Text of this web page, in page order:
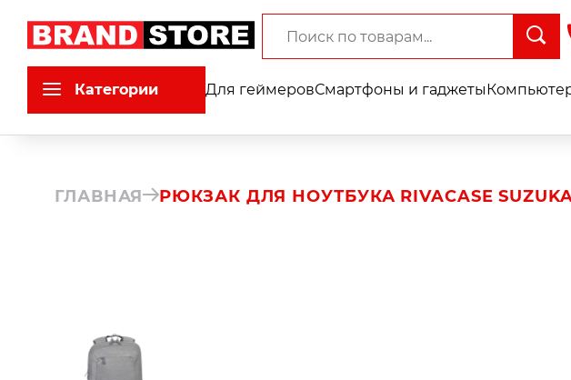
Категории Для геймеровСмартфоны и гаджеты
ГЛАВНАЯ РЮКЗАК ДЛЯ НОУТБУКА RIVACASE SUZUKA